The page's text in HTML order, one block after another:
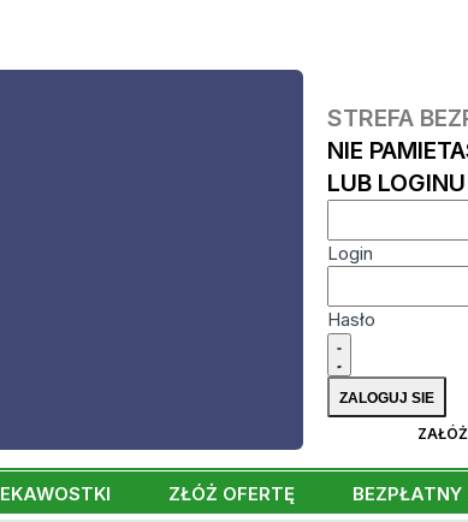
STREFA
NIE
LUB LOGINU
Login
Hasło
ZŁÓŻ OFERTĘ